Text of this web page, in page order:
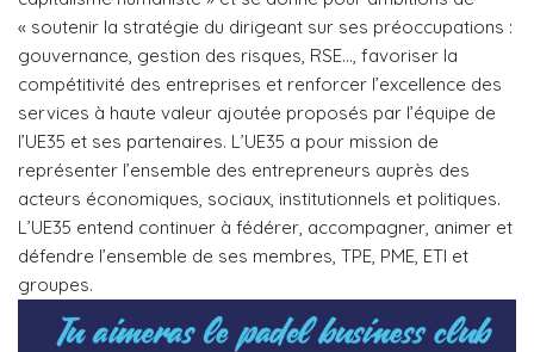
« soutenir la stratégie du dirigeant sur ses préoccupations :
gouvernance, gestion des risques, RSE…, favoriser la
compétitivité des entreprises et renforcer l’excellence des
services à haute valeur ajoutée proposés par l’équipe de
l’UE35 et ses partenaires. L’UE35 a pour mission de
représenter l’ensemble des entrepreneurs auprès des
acteurs économiques, sociaux, institutionnels et politiques.
L’UE35 entend continuer à fédérer, accompagner, animer et
défendre l’ensemble de ses membres, TPE, PME, ETI et
groupes.